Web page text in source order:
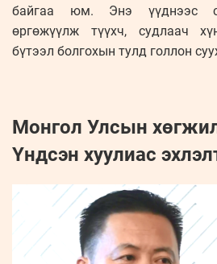
байгаа юм. Энэ үүднээс
өргөжүүлж түүхч, судлаач
бүтээл болгохын тулд голлон
Монгол Улсын
Үндсэн хуулиас